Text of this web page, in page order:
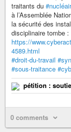
traitants du
à l’Assemblée
la sécurité des
disciplinaire tombe
https://
4589.html
#droit-du-travail
#sous-traitance
pétition :
0 comments